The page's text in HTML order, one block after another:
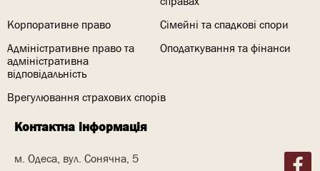
Контактна інформація
м. Одеса, вул. Сонячна, 5
Корпоративне право
Сімейні та спадкові спори
Адміністративне право та
адміністративна
відповідальність
Оподаткування та фінанси
Врегулювання страхових спорів